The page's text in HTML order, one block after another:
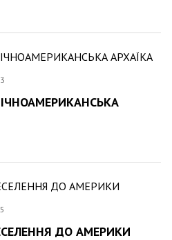
ДО АМЕРИКИ